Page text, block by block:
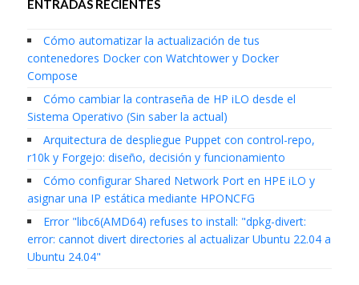
ENTRADAS RECIENTES
Cómo automatizar la actualización de tus
contenedores Docker con Watchtower y Docker
Compose
Cómo cambiar la contraseña de HP iLO desde el
Sistema Operativo (Sin saber la actual)
Arquitectura de despliegue Puppet con control-repo,
r10k y Forgejo: diseño, decisión y funcionamiento
Cómo configurar Shared Network Port en HPE iLO y
asignar una IP estática mediante HPONCFG
Error "libc6(AMD64) refuses to install: "dpkg-divert:
error: cannot divert directories al actualizar Ubuntu 22.04 a
Ubuntu 24.04"